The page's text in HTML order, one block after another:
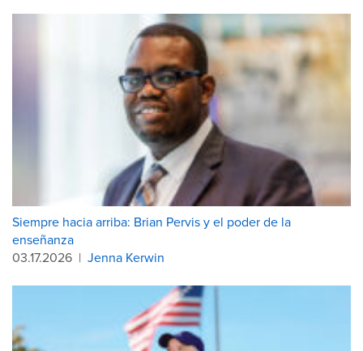
Siempre hacia arriba: Brian Pervis y el poder de la
enseñanza
03.17.2026 | Jenna Kerwin